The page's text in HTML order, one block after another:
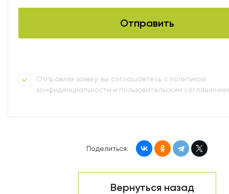
Отправляя заявку, вы соглашаетесь с политикой
конфиденциальности и пользовательским
Вернуться назад
Поделиться: